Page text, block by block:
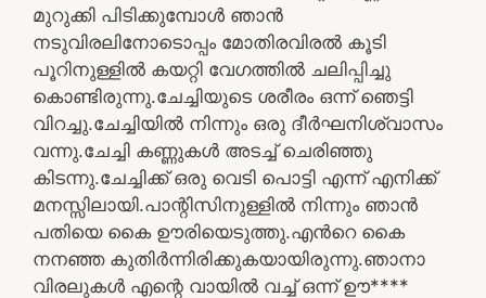
മുറുക്കി പിടിക്കുമ്പോൾ ഞാൻ
നടുവിരലിനോടൊപ്പം മോതിരവിരൽ കൂടി
പൂറിനുള്ളിൽ കയറ്റി വേഗത്തിൽ ചലിപ്പിച്ചു
കൊണ്ടിരുന്നു.ചേച്ചിയുടെ ശരീരം ഒന്ന് ഞെട്ടി
വിറച്ചു.ചേച്ചിയിൽ നിന്നും ഒരു ദീർഘനിശ്വാസം
വന്നു.ചേച്ചി കണ്ണുകൾ അടച്ച് ചെരിഞ്ഞു
കിടന്നു.ചേച്ചിക്ക് ഒരു വെടി പൊട്ടി എന്ന് എനിക്ക്
മനസ്സിലായി.പാന്റിസിനുള്ളിൽ നിന്നും ഞാൻ
പതിയെ കൈ ഊരിയെടുത്തു.എൻറെ കൈ
നനഞ്ഞ കുതിർന്നിരിക്കുകയായിരുന്നു.ഞാനാ
വിരലുകൾ എന്റെ വായിൽ വച്ച് ഒന്ന് ഊ****